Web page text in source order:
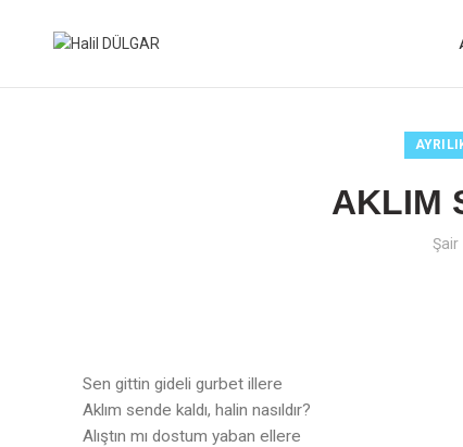
AKLIM
Şair
Sen gittin gideli gurbet illere
Aklım sende kaldı, halin nasıldır?
Alıştın mı dostum yaban ellere